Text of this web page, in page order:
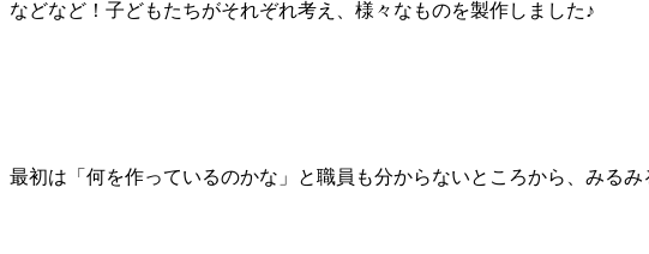
などなど！子どもたちがそれぞれ考え、様々なものを製作しました♪
最初は「何を作っているのかな」と職員も分からないところから、みる